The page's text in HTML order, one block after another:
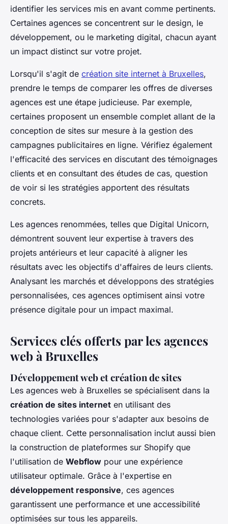
identifier les services mis en avant comme pertinents.
Certaines agences se concentrent sur le design, le
développement, ou le marketing digital, chacun ayant
un impact distinct sur votre projet.
Lorsqu'il s'agit de création site internet à Bruxelles,
prendre le temps de comparer les offres de diverses
agences est une étape judicieuse. Par exemple,
certaines proposent un ensemble complet allant de la
conception de sites sur mesure à la gestion des
campagnes publicitaires en ligne. Vérifiez également
l'efficacité des services en discutant des témoignages
clients et en consultant des études de cas, question
de voir si les stratégies apportent des résultats
concrets.
Les agences renommées, telles que Digital Unicorn,
démontrent souvent leur expertise à travers des
projets antérieurs et leur capacité à aligner les
résultats avec les objectifs d'affaires de leurs clients.
Analysant les marchés et développons des stratégies
personnalisées, ces agences optimisent ainsi votre
présence digitale pour un impact maximal.
Services clés offerts par les agences
web à Bruxelles
Développement web et création de sites
Les agences web à Bruxelles se spécialisent dans la
création de sites internet en utilisant des
technologies variées pour s'adapter aux besoins de
chaque client. Cette personnalisation inclut aussi bien
la construction de plateformes sur Shopify que
l'utilisation de Webflow pour une expérience
utilisateur optimale. Grâce à l'expertise en
développement responsive, ces agences
garantissent une performance et une accessibilité
optimisées sur tous les appareils.